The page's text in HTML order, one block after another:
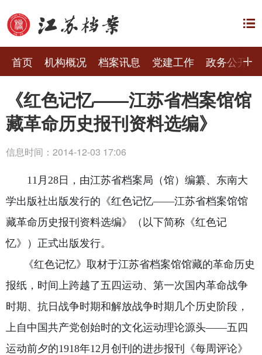
首页 机构概况 档案讯息 党建工作 政务公开
《红色记忆——江苏省档案馆馆
藏革命历史报刊资料选编》
信息时间：2014-12-03 17:06
11月28日，由江苏省档案局（馆）编纂、东南大
学出版社出版发行的《红色记忆——江苏省档案馆馆
藏革命历史报刊资料选编》（以下简称《红色记
忆》）正式出版发行。
《红色记忆》取材于江苏省档案馆馆藏的革命历史
报纸，时间上跨越了五四运动、第一次国内革命战争
时期、抗日战争时期和解放战争时期几个历史阶段，
上自中国共产党创始时的文化运动理论源头——五四
运动前夕的1918年12月创刊的进步报刊《每周评论》